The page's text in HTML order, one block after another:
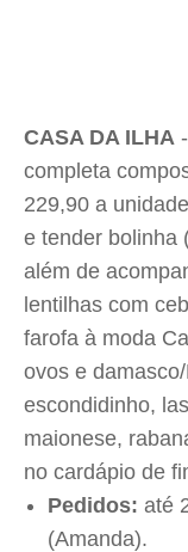
CASA DA ILHA
completa
229,90 a
e tender bolinha
além de
lentilhas com
farofa à moda
ovos e
escondidinho,
maionese,
no cardápio de
Pedidos: até
(Amanda).